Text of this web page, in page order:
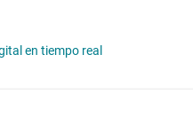
en tiempo real